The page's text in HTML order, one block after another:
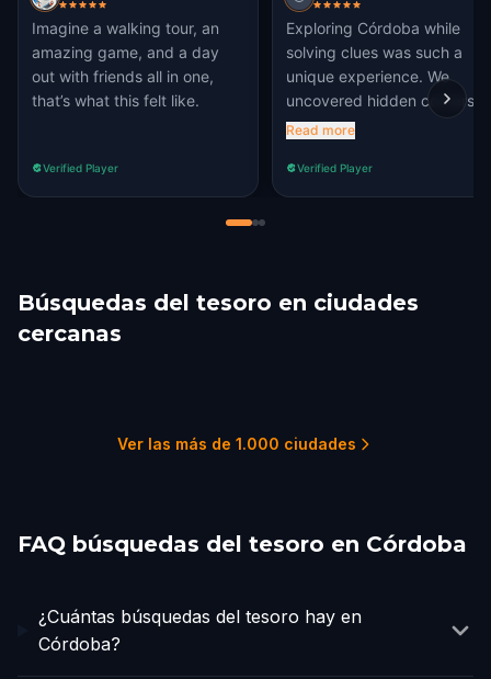
Imagine a walking tour, an
amazing game, and a day
out with friends all in one,
that’s what this felt like.
Verified Player
Exploring Córdoba while
solving clues was such a
unique experience. We
uncovered hidden corners
the city, faced fun
interesting facts along the
way.
Read more
Verified Player
Búsquedas del tesoro en ciudades
cercanas
Ver las más de 1.000 ciudades
FAQ búsquedas del tesoro en Córdoba
¿Cuántas búsquedas del tesoro hay en
Córdoba?